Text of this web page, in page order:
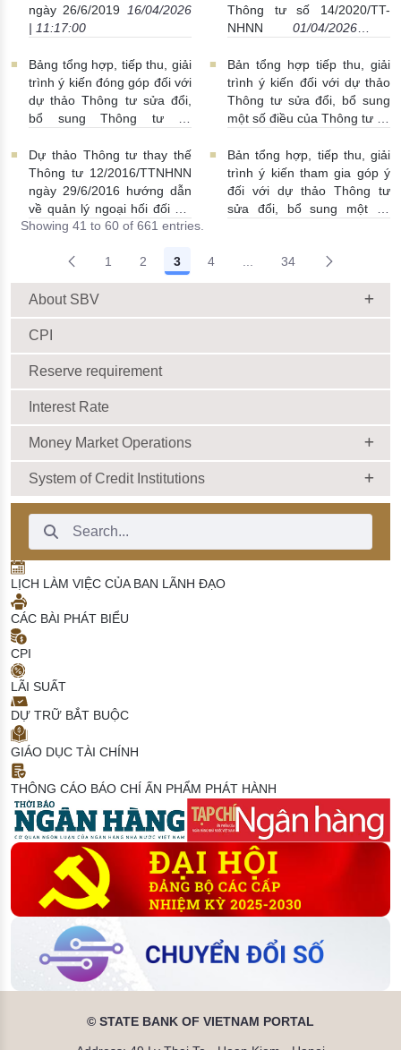
của tổ chức tín dụng, chi
nhánh ngân hàng nước
(đã được sửa đổi, bổ sung)
24/04/2026 | 15:00:00
ngày 26/6/2019
16/04/2026
| 11:17:00
Thông tư số 14/2020/TT-
NHNN
01/04/2026 |
Bảng tổng hợp, tiếp thu, giải
trình ý kiến đóng góp đối với
dự thảo Thông tư sửa đổi,
bổ sung Thông tư số
về cho vay đặc biệt đối với
tổ chức tín dụng 31/03/2026
| 15:00:00
Bản tổng hợp tiếp thu, giải
trình ý kiến đối với dự thảo
Thông tư sửa đổi, bổ sung
một số điều của Thông tư số
26/03/2026 | 10:08:00
Dự thảo Thông tư thay thế
Thông tư 12/2016/TTNHNN
ngày 29/6/2016 hướng dẫn
về quản lý ngoại hối đối với
hoạt động đầu tư ra nước
Bản tổng hợp, tiếp thu, giải
trình ý kiến tham gia góp ý
đối với dự thảo Thông tư
sửa đổi, bổ sung một số
16/03/2026 | 10:46:00
Showing 41 to 60 of 661 entries.
1 2 3 4 Intermediate Pages Use
34
About SBV
CPI
Reserve requirement
Interest Rate
Money Market Operations
System of Credit Institutions
Search Bar
LỊCH LÀM VIỆC CỦA BAN LÃNH ĐẠO
CÁC BÀI PHÁT BIỂU
CPI
LÃI SUẤT
DỰ TRỮ BẮT BUỘC
GIÁO DỤC TÀI CHÍNH
THÔNG CÁO BÁO CHÍ ẤN PHẨM PHÁT HÀNH
© STATE BANK OF VIETNAM PORTAL